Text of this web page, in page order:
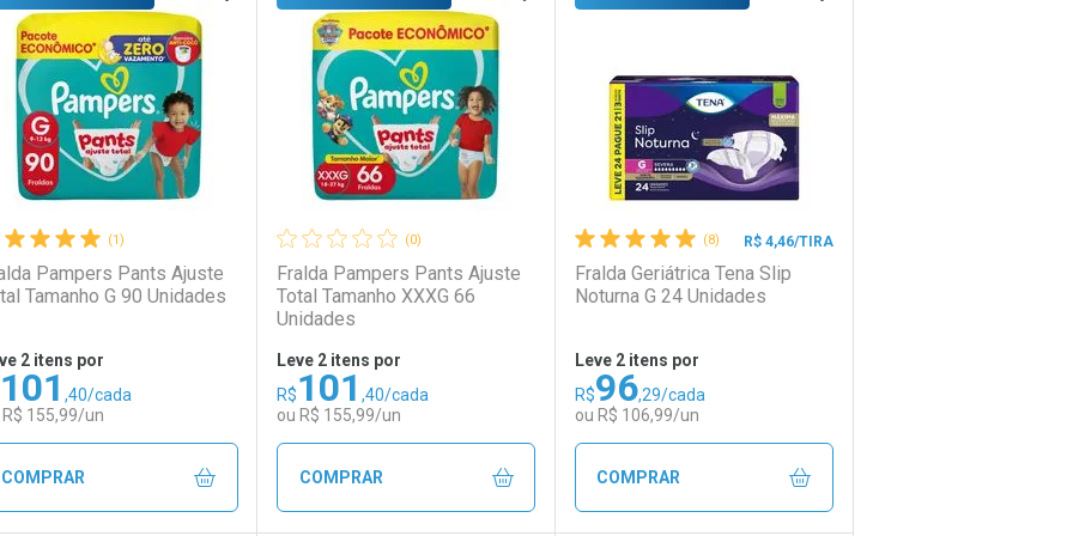
Ativar Desconto
Comprar sem Desconto
Menos
2 unidades
Por R$ 100,75/cada
Comprar sem Desconto
Laboratório
Ativar Desconto
Comprar sem Desconto
Por Menos
Comprar 2 unidades
Por R$ 100,75/cada
Comprar sem Desconto
Ativar Desconto
Comprar sem Desconto
Comprar 2 unidades
Por R$ 100,75/cada
Comprar sem Desconto
(1)
Pampers Pants Ajuste
Tamanho G 90 Unidades
2 itens por
101 ,40/cada
R$ 155,99/un
COMPRAR
(0)
Fralda Pampers Pants Ajuste
Total Tamanho XXXG 66
Unidades
Leve 2 itens por
R$101 ,40/cada
ou R$ 155,99/un
COMPRAR
(8) R$ 4,46/TIRA
Fralda Geriátrica Tena Slip
Noturna G 24 Unidades
Leve 2 itens por
R$96,29/cada
ou R$ 106,99/un
COMPRAR